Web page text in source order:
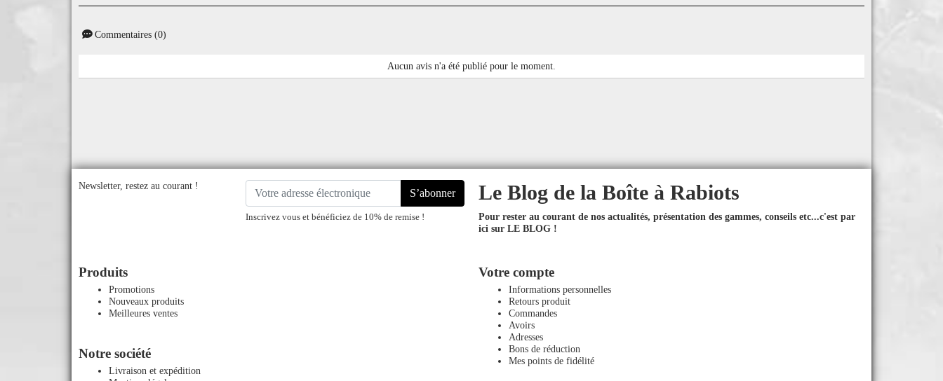
Commentaires (0)
Aucun avis n'a été publié pour le moment.
Newsletter, restez au courant !
S’abonner
Inscrivez vous et bénéficiez de 10% de remise !
Le Blog de la Boîte à Rabiots
Pour rester au courant de nos actualités, présentation des gammes, conseils etc...c'est par
ici sur LE BLOG !
Produits
Promotions
Nouveaux produits
Meilleures ventes
Notre société
Livraison et expédition
Votre compte
Informations personnelles
Retours produit
Commandes
Avoirs
Adresses
Bons de réduction
Mes points de fidélité